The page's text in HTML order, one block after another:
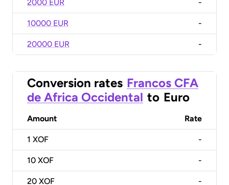
2000 EUR -
10000 EUR -
20000 EUR -
Conversion rates Francos CFA
de Africa Occidental to Euro
Amount Rate
1 XOF -
10 XOF -
20 XOF -